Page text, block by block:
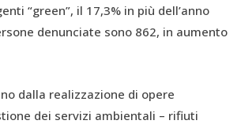
“green”, il 17,3% in più dell’anno
denunciate sono 862, in aumento
dalla realizzazione di opere
dei servizi ambientali – rifiuti